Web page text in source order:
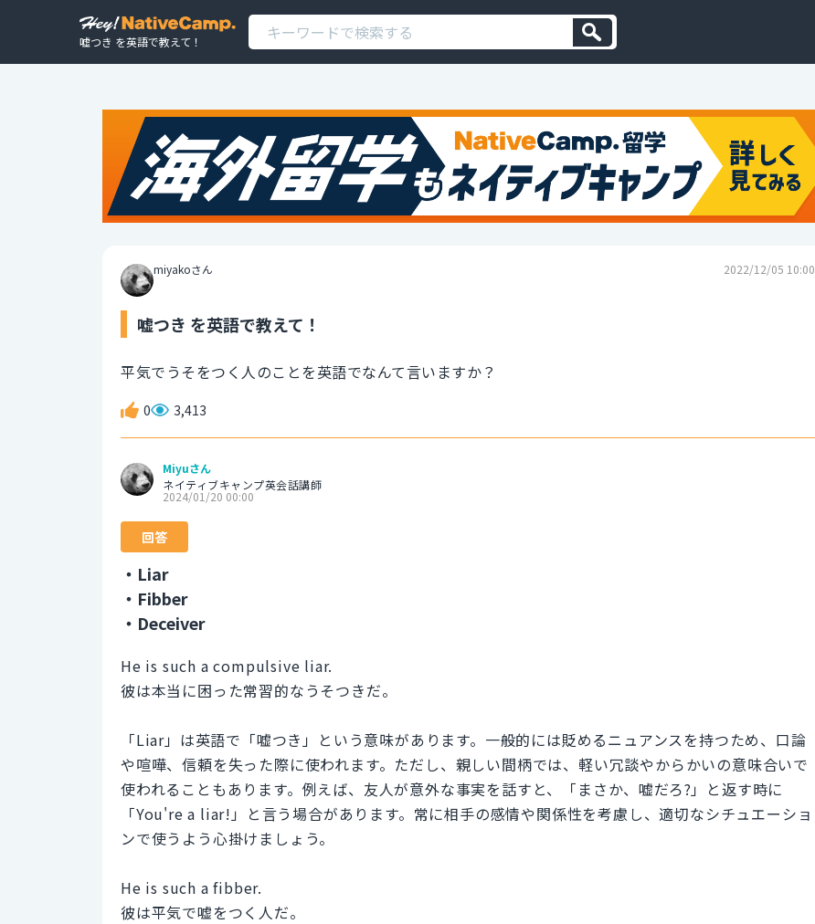
嘘つき を英語で教えて！
miyakoさん 2022/12/05 10:00
嘘つき を英語で教えて！
平気でうそをつく人のことを英語でなんて言いますか？
0 3,413
Miyuさん
ネイティブキャンプ英会話講師
2024/01/20 00:00
回答
・Liar
・Fibber
・Deceiver
He is such a compulsive liar.
彼は本当に困った常習的なうそつきだ。
「Liar」は英語で「嘘つき」という意味があります。一般的には貶めるニュアンスを持つため、口論
や喧嘩、信頼を失った際に使われます。ただし、親しい間柄では、軽い冗談やからかいの意味合いで
使われることもあります。例えば、友人が意外な事実を話すと、「まさか、嘘だろ?」と返す時に
「You're a liar!」と言う場合があります。常に相手の感情や関係性を考慮し、適切なシチュエーショ
ンで使うよう心掛けましょう。
He is such a fibber.
彼は平気で嘘をつく人だ。